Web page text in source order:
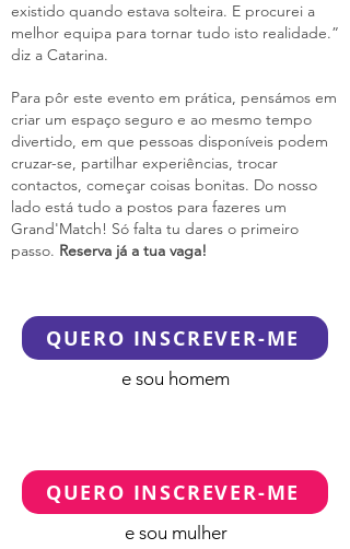
existido quando estava solteira. E procurei a
melhor equipa para tornar tudo isto realidade.”
diz a Catarina.
Para pôr este evento em prática, pensámos em
criar um espaço seguro e ao mesmo tempo
divertido, em que pessoas disponíveis podem
cruzar-se, partilhar experiências, trocar
contactos, começar coisas bonitas. Do nosso
lado está tudo a postos para fazeres um
Grand'Match! Só falta tu dares o primeiro
passo. Reserva já a tua vaga!
QUERO INSCREVER-ME
e sou homem
QUERO INSCREVER-ME
e sou mulher